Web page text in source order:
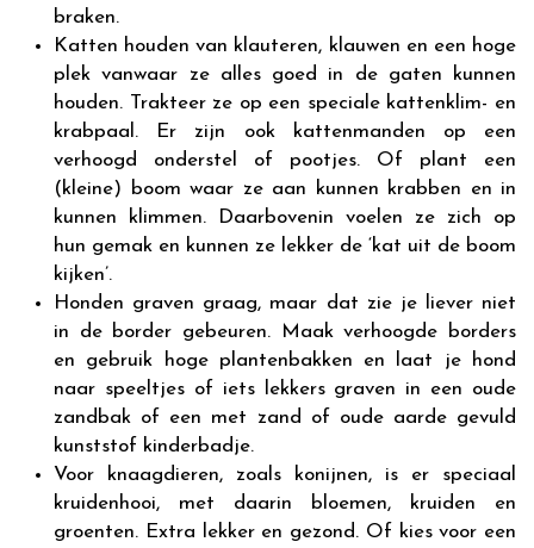
braken.
Katten houden van klauteren, klauwen en een hoge
plek vanwaar ze alles goed in de gaten kunnen
houden. Trakteer ze op een speciale kattenklim- en
krabpaal. Er zijn ook kattenmanden op een
verhoogd onderstel of pootjes. Of plant een
(kleine) boom waar ze aan kunnen krabben en in
kunnen klimmen. Daarbovenin voelen ze zich op
hun gemak en kunnen ze lekker de ‘kat uit de boom
kijken’.
Honden graven graag, maar dat zie je liever niet
in de border gebeuren. Maak verhoogde borders
en gebruik hoge plantenbakken en laat je hond
naar speeltjes of iets lekkers graven in een oude
zandbak of een met zand of oude aarde gevuld
kunststof kinderbadje.
Voor knaagdieren, zoals konijnen, is er speciaal
kruidenhooi, met daarin bloemen, kruiden en
groenten. Extra lekker en gezond. Of kies voor een